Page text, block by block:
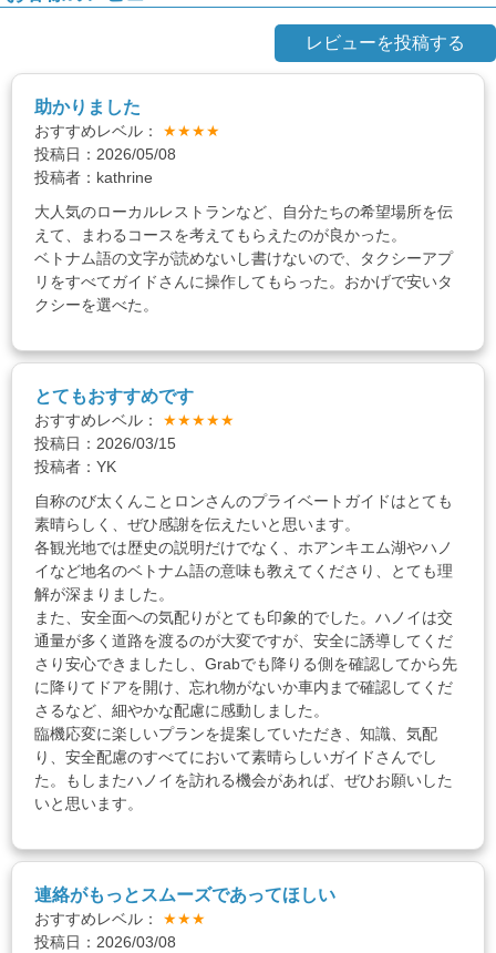
レビューを投稿する
助かりました
おすすめレベル：
★★★★
投稿日：2026/05/08
投稿者：kathrine
大人気のローカルレストランなど、自分たちの希望場所を伝
えて、まわるコースを考えてもらえたのが良かった。
ベトナム語の文字が読めないし書けないので、タクシーアプ
リをすべてガイドさんに操作してもらった。おかげで安いタ
クシーを選べた。
とてもおすすめです
おすすめレベル：
★★★★★
投稿日：2026/03/15
投稿者：YK
自称のび太くんことロンさんのプライベートガイドはとても
素晴らしく、ぜひ感謝を伝えたいと思います。
各観光地では歴史の説明だけでなく、ホアンキエム湖やハノ
イなど地名のベトナム語の意味も教えてくださり、とても理
解が深まりました。
また、安全面への気配りがとても印象的でした。ハノイは交
通量が多く道路を渡るのが大変ですが、安全に誘導してくだ
さり安心できましたし、Grabでも降りる側を確認してから先
に降りてドアを開け、忘れ物がないか車内まで確認してくだ
さるなど、細やかな配慮に感動しました。
臨機応変に楽しいプランを提案していただき、知識、気配
り、安全配慮のすべてにおいて素晴らしいガイドさんでし
た。もしまたハノイを訪れる機会があれば、ぜひお願いした
いと思います。
連絡がもっとスムーズであってほしい
おすすめレベル：
★★★
投稿日：2026/03/08